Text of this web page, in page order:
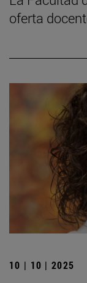
oferta
10 | 10 | 2025